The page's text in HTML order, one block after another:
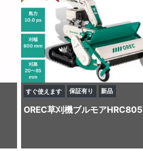
すぐ使えます 保証有り 新品
OREC草刈機ブルモアHRC805